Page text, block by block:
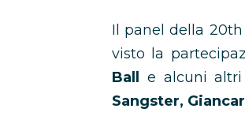
Il panel della 20th
visto la
Ball
e alcuni
Sangster,